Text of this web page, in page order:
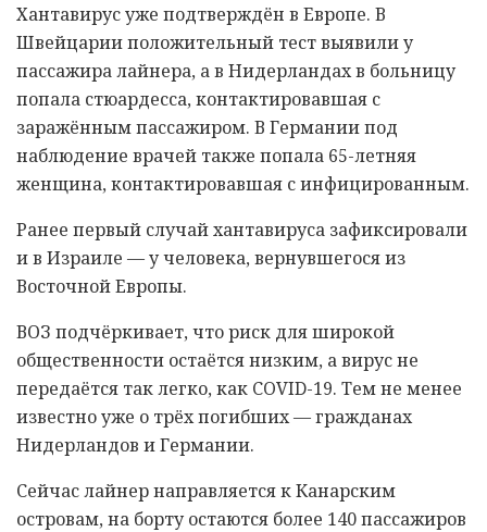
Хантавирус уже подтверждён в Европе. В
Швейцарии положительный тест выявили у
пассажира лайнера, а в Нидерландах в больницу
попала стюардесса, контактировавшая с
заражённым пассажиром. В Германии под
наблюдение врачей также попала 65-летняя
женщина, контактировавшая с инфицированным.
Ранее первый случай хантавируса зафиксировали
и в Израиле — у человека, вернувшегося из
Восточной Европы.
ВОЗ подчёркивает, что риск для широкой
общественности остаётся низким, а вирус не
передаётся так легко, как COVID-19. Тем не менее
известно уже о трёх погибших — гражданах
Нидерландов и Германии.
Сейчас лайнер направляется к Канарским
островам, на борту остаются более 140 пассажиров